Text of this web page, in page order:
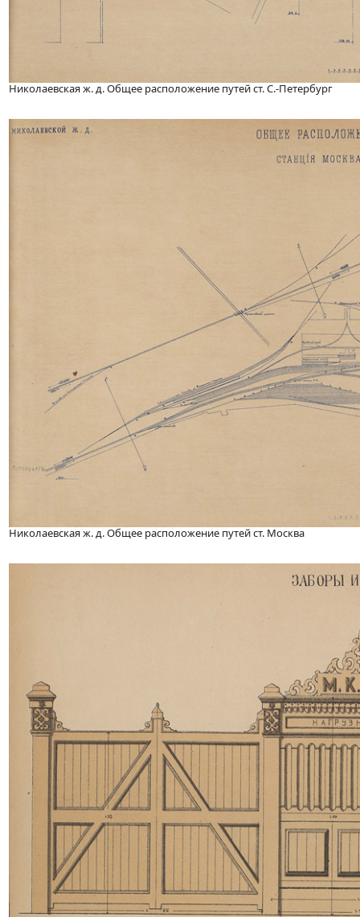
Николаевская ж. д. Общее расположение путей ст. С.-Петербург
Николаевская ж. д. Общее расположение путей ст. Москва